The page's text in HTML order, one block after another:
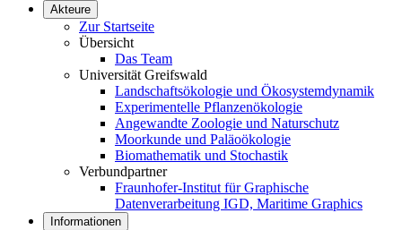
Akteure
Zur Startseite
Übersicht
Das Team
Universität Greifswald
Landschaftsökologie und Ökosystemdynamik
Experimentelle Pflanzenökologie
Angewandte Zoologie und Naturschutz
Moorkunde und Paläoökologie
Biomathematik und Stochastik
Verbundpartner
Fraunhofer-Institut für Graphische
Datenverarbeitung IGD, Maritime Graphics
Informationen